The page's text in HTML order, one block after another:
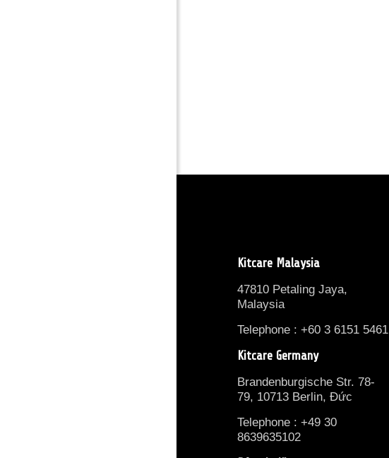
Kitcare Malaysia
47810 Petaling Jaya,
Malaysia
Telephone : +60 3 6151 5461
Kitcare Germany
Brandenburgische Str. 78-
79, 10713 Berlin, Đức
Telephone : +49 30
8639635102